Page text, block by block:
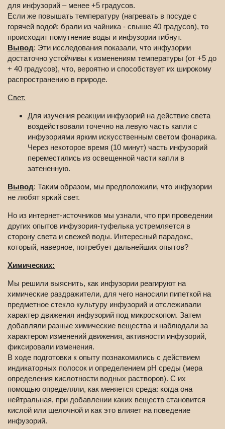
для инфузорий – менее +5 градусов.
Если же повышать температуру (нагревать в посуде с
горячей водой: брали из чайника - свыше 40 градусов), то
происходит помутнение воды и инфузории гибнут.
Вывод: Эти исследования показали, что инфузории
достаточно устойчивы к изменениям температуры (от +5 до
+ 40 градусов), что, вероятно и способствует их широкому
распространению в природе.
Свет.
Для изучения реакции инфузорий на действие света
воздействовали точечно на левую часть капли с
инфузориями ярким искусственным светом фонарика.
Через некоторое время (10 минут) часть инфузорий
переместились из освещенной части капли в
затененную.
Вывод: Таким образом, мы предположили, что инфузории
не любят яркий свет.
Но из интернет-источников мы узнали, что при проведении
других опытов инфузория-туфелька устремляется в
сторону света и свежей воды. Интересный парадокс,
который, наверное, потребует дальнейших опытов?
Химических:
Мы решили выяснить, как инфузории реагируют на
химические раздражители, для чего наносили пипеткой на
предметное стекло культуру инфузорий и отслеживали
характер движения инфузорий под микроскопом. Затем
добавляли разные химические вещества и наблюдали за
характером изменений движения, активности инфузорий,
фиксировали изменения.
В ходе подготовки к опыту познакомились с действием
индикаторных полосок и определением рH среды (мера
определения кислотности водных растворов). С их
помощью определяли, как меняется среда: когда она
нейтральная, при добавлении каких веществ становится
кислой или щелочной и как это влияет на поведение
инфузорий.